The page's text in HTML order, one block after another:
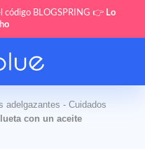
código BLOGSPRING 👉 Lo
adelgazantes - Cuidados
con un aceite